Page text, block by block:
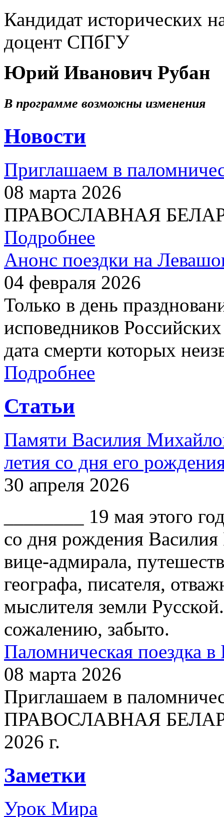
Кандидат исторических
доцент СПбГУ
Юрий Иванович Рубан
В программе возможны изменения
Новости
Приглашаем в
08 марта 2026
ПРАВОСЛАВНАЯ
Подробнее
Анонс поездки на
04 февраля 2026
Только в день
исповедников
дата смерти которых
Подробнее
Статьи
Памяти Василия
летия со дня его
30 апреля 2026
________ 19 мая этого
со дня рождения
вице-адмирала,
географа, писателя,
мыслителя земли
сожалению, забыто.
Паломническая поездка в
08 марта 2026
Приглашаем в
ПРАВОСЛАВНАЯ
2026 г.
Заметки
Урок Мира